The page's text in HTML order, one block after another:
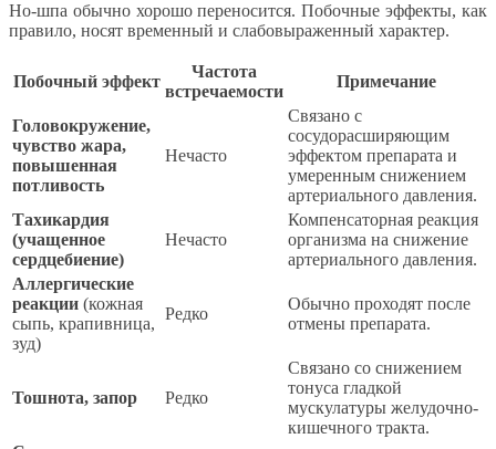
Но-шпа обычно хорошо переносится. Побочные эффекты, как
правило, носят временный и слабовыраженный характер.
Побочный эффект
Частота
встречаемости
Примечание
Головокружение,
чувство жара,
повышенная
потливость
Нечасто
Связано с
сосудорасширяющим
эффектом препарата и
умеренным снижением
артериального давления.
Тахикардия
(учащенное
сердцебиение)
Нечасто
Компенсаторная реакция
организма на снижение
артериального давления.
Аллергические
реакции (кожная
сыпь, крапивница,
зуд)
Редко
Обычно проходят после
отмены препарата.
Тошнота, запор Редко
Связано со снижением
тонуса гладкой
мускулатуры желудочно-
кишечного тракта.